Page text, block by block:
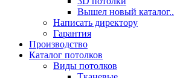
Вышел новый каталог..
Написать директору
Гарантия
Производство
Каталог потолков
Виды потолков